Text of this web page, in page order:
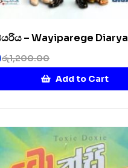
– Wayiparege Diarya
රු1,200.00
Add to Cart